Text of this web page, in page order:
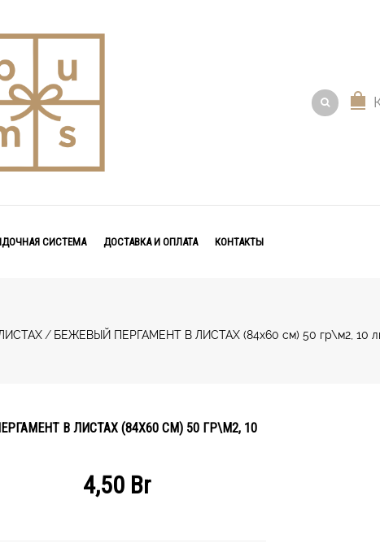
СИСТЕМА ДОСТАВКА И ОПЛАТА КОНТАКТЫ
/ БЕЖЕВЫЙ ПЕРГАМЕНТ В ЛИСТАХ (84х60 см) 50 гр\м2, 10
В ЛИСТАХ (84Х60 СМ) 50 ГР\М2, 10
4,50 Br